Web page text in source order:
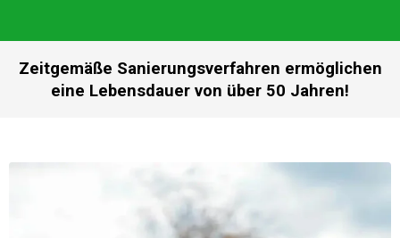
Zeitgemäße Sanierungsverfahren ermöglichen
eine Lebensdauer von über 50 Jahren!